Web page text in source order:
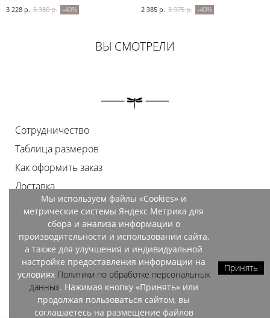
3 228 р. 5 380 р. -40% 2 385 р. 3 975 р. -40%
ВЫ СМОТРЕЛИ
Сотрудничество
Таблица размеров
Как оформить заказ
Доставка
Оплата
Возврат
Документы
Контакты
Магазины
Мы используем файлы «Cookies» и
метрические системы Яндекс Метрика для
сбора и анализа информации о
производительности и использовании сайта,
а также для улучшения и индивидуальной
настройке предоставления информации на
условиях Политики по обработке персональных
данных. Нажимая кнопку «Принять» или
продолжая пользоваться сайтом, вы
соглашаетесь на размещение файлов
Принять